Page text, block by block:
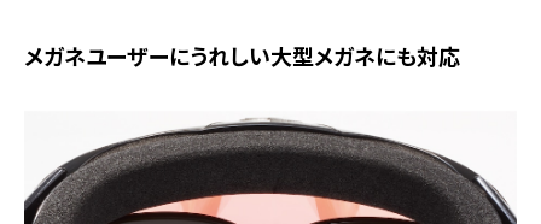
メガネユーザーにうれしい大型メガネにも対応